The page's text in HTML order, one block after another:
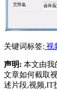
关键词标签: 视
声明: 本文由我
文章如何截取
述片段,视频,IT